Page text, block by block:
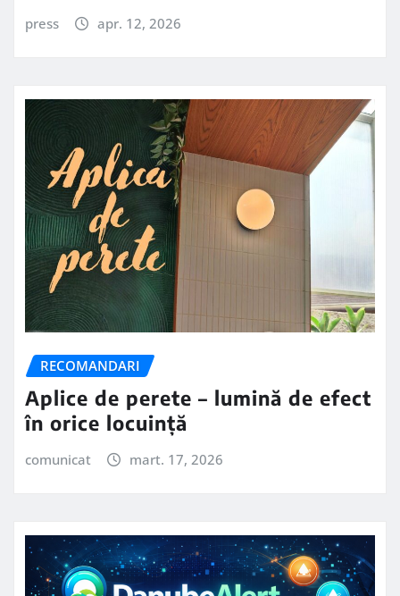
press apr. 12, 2026
RECOMANDARI
Aplice de perete – lumină de efect
în orice locuință
comunicat mart. 17, 2026